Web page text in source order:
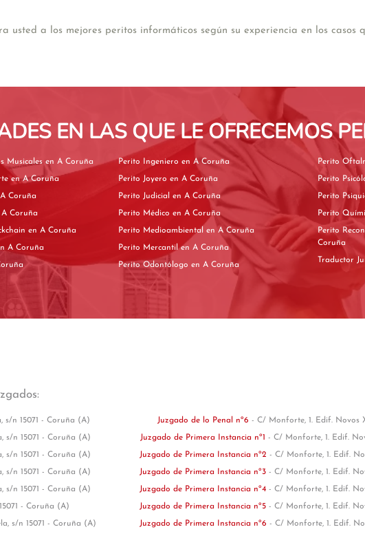
usted a los mejores peritos informáticos según su experiencia en los casos
EN LAS QUE LE OFRECEMOS
Perito de Instrumentos Musicales en A Coruña
Perito de Obras de arte en A Coruña
Seguros en A Coruña
en A Coruña
Perito experto en Blockchain en A Coruña
Farmacéutico en A Coruña
en A Coruña
Perito Ingeniero en A Coruña
Perito Joyero en A Coruña
Perito Judicial en A Coruña
Perito Médico en A Coruña
Perito Medioambiental en A Coruña
Perito Mercantil en A Coruña
Perito Odontólogo en A Coruña
Perito
Coruña
s/n 15071 - Coruña (A)
s/n 15071 - Coruña (A)
s/n 15071 - Coruña (A)
s/n 15071 - Coruña (A)
s/n 15071 - Coruña (A)
- Coruña (A)
s/n 15071 - Coruña (A)
Juzgado de lo Penal nº6 - C/ Monforte, 1. Edif. Novos
Juzgado de Primera Instancia nº1 - C/ Monforte, 1. Edif.
Juzgado de Primera Instancia nº2 - C/ Monforte, 1. Edif.
Juzgado de Primera Instancia nº3 - C/ Monforte, 1. Edif.
Juzgado de Primera Instancia nº4 - C/ Monforte, 1. Edif.
Juzgado de Primera Instancia nº5 - C/ Monforte, 1. Edif.
Juzgado de Primera Instancia nº6 - C/ Monforte, 1. Edif.